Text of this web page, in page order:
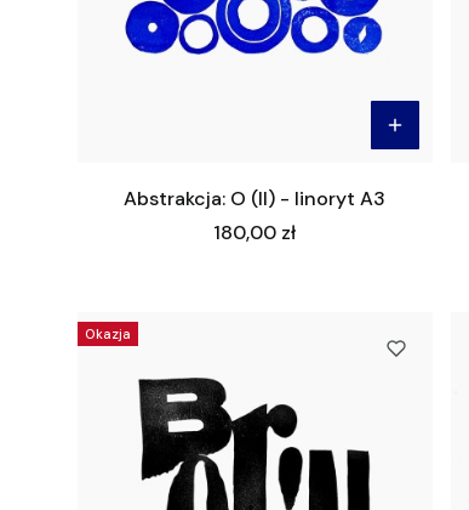
Abstrakcja: O (II) - linoryt A3
Cena
180,00 zł
Okazja